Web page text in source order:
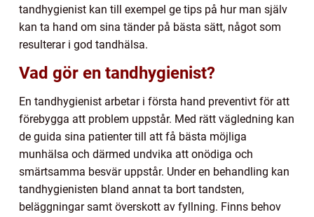
tandhygienist kan till exempel ge tips på hur man själv
kan ta hand om sina tänder på bästa sätt, något som
resulterar i god tandhälsa.
Vad gör en tandhygienist?
En tandhygienist arbetar i första hand preventivt för att
förebygga att problem uppstår. Med rätt vägledning kan
de guida sina patienter till att få bästa möjliga
munhälsa och därmed undvika att onödiga och
smärtsamma besvär uppstår. Under en behandling kan
tandhygienisten bland annat ta bort tandsten,
beläggningar samt överskott av fyllning. Finns behov